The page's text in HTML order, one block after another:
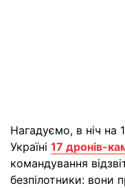
Нагадуємо, в ніч на
Україні 17 дронів-
командування
безпілотники: вони